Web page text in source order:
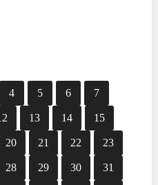
4 5 6 7
13 14 15
20 21 22 23
28 29 30 31